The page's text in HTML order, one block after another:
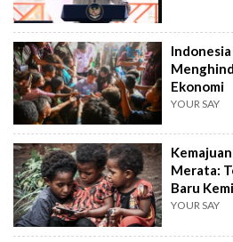
Ekonomi
YOUR SAY
Merata:
Baru
YOUR SAY